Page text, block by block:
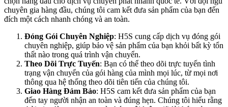
chuyên gia hàng đầu, chúng tôi cam kết đưa sản phẩm của bạn đến
đích một cách nhanh chóng và an toàn.
Đóng Gói Chuyên Nghiệp: H5S cung cấp dịch vụ đóng gói
chuyên nghiệp, giúp bảo vệ sản phẩm của bạn khỏi bất kỳ tổn
thất nào trong quá trình vận chuyển.
Theo Dõi Trực Tuyến: Bạn có thể theo dõi trực tuyến tình
trạng vận chuyển của gói hàng của mình mọi lúc, từ mọi nơi
thông qua hệ thống theo dõi tiên tiến của chúng tôi.
Giao Hàng Đảm Bảo: H5S cam kết đưa sản phẩm của bạn
đến tay người nhận an toàn và đúng hẹn. Chúng tôi hiểu rằng